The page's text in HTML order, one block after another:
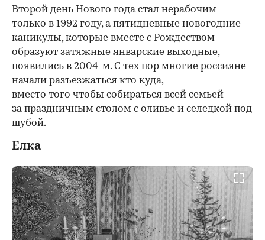
Второй день Нового года стал нерабочим
только в 1992 году, а пятидневные новогодние
каникулы, которые вместе с Рождеством
образуют затяжные январские выходные,
появились в 2004-м. С тех пор многие россияне
начали разъезжаться кто куда,
вместо того чтобы собираться всей семьей
за праздничным столом с оливье и селедкой под
шубой.
Елка